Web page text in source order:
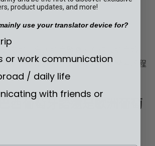
多說。參加語言聚會、在線找語言夥
語的朋友練習。即使犯錯也是學習過程
步更快。
西葡萄牙語還是歐洲葡萄
product updates, and more!
use your translator device for?
mainly use your translator
or work communication
/ daily life
with friends or